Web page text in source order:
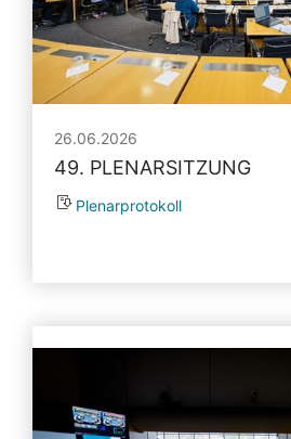
26.06.2026
49. PLENARSITZUNG
Plenarprotokoll